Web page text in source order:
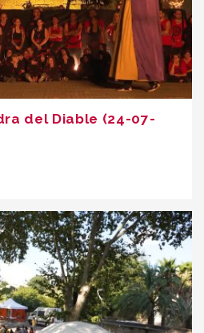
del Diable (24-07-